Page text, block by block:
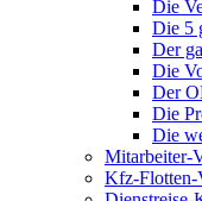
Die
Die 5
Der
Die
Der
Die
Die
Mitarbeiter-
Kfz-Flotten-